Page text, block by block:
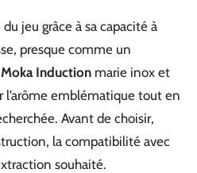
jeu grâce à sa capacité à
presque comme un
Moka Induction marie inox et
l’arôme emblématique tout en
Avant de choisir,
la compatibilité avec
souhaité.